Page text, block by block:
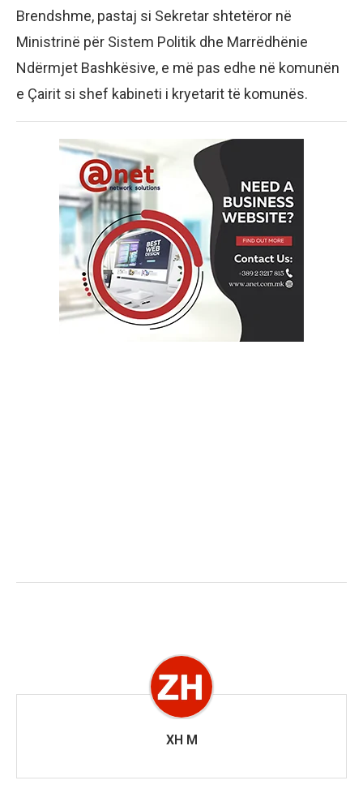
Brendshme, pastaj si Sekretar shtetëror në
Ministrinë për Sistem Politik dhe Marrëdhënie
Ndërmjet Bashkësive, e më pas edhe në komunën
e Çairit si shef kabineti i kryetarit të komunës.
XH M